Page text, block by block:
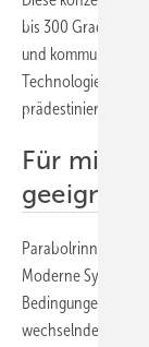
bis 300 Grad
und kommunaler
Technologie ist für
prädestiniert –
Für
geeignet
Parabolrinnen
Moderne Systeme
Bedingungen
wechselnder